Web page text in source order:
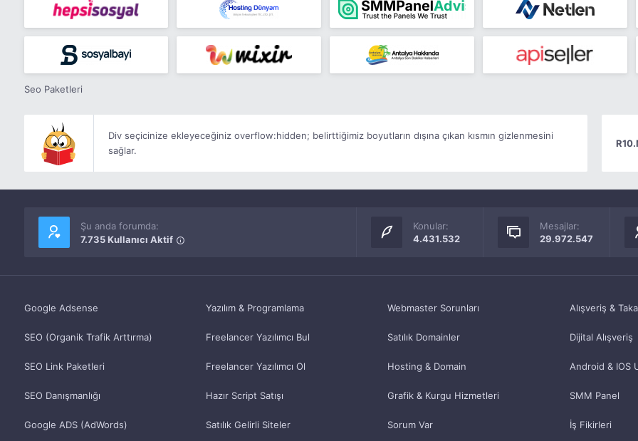
Seo Paketleri
Div seçicinize ekleyeceğinizoverflow:hidden; belirttiğimiz boyutların dışına çıkan kısmın gizlenmesini
sağlar.
Şu anda forumda:
7.735 Kullanıcı Aktif
Konular:
4.431.532
Mesajlar:
29.972.547
Google Adsense
SEO (Organik Trafik Arttırma)
SEO Link Paketleri
SEO Danışmanlığı
Google ADS (AdWords)
Yazılım & Programlama
Freelancer Yazılımcı Bul
Freelancer Yazılımcı Ol
Hazır Script Satışı
Satılık Gelirli Siteler
Webmaster Sorunları
Satılık Domainler
Hosting & Domain
Grafik & Kurgu Hizmetleri
Sorum Var
Alışveriş &
Dijital Alışveriş
Android & IOS
SMM Panel
İş Fikirleri